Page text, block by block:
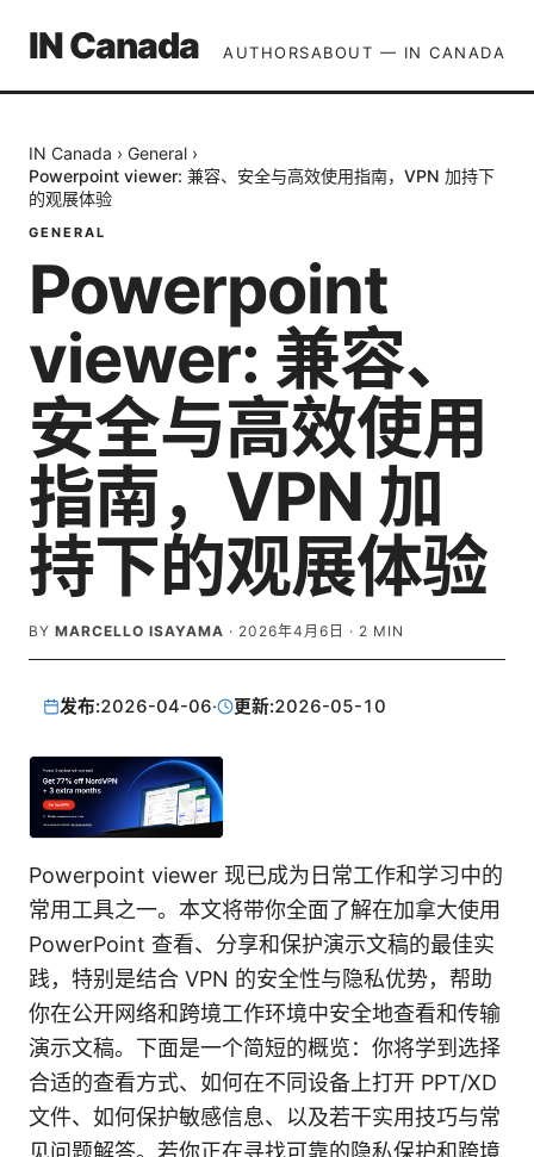
IN Canada AUTHORSABOUT — IN CANADA
IN Canada › General ›
Powerpoint viewer: 兼容、安全与高效使用指南，VPN 加持下
的观展体验
GENERAL
Powerpoint
viewer: 兼容、
安全与高效使用
指南，VPN 加
持下的观展体验
BY MARCELLO ISAYAMA · 2026年4月6日 · 2 MIN
发布:2026-04-06· 更新:2026-05-10
Powerpoint viewer 现已成为日常工作和学习中的
常用工具之一。本文将带你全面了解在加拿大使用
PowerPoint 查看、分享和保护演示文稿的最佳实
践，特别是结合 VPN 的安全性与隐私优势，帮助
你在公开网络和跨境工作环境中安全地查看和传输
演示文稿。下面是一个简短的概览：你将学到选择
合适的查看方式、如何在不同设备上打开 PPT/XD
文件、如何保护敏感信息、以及若干实用技巧与常
见问题解答。若你正在寻找可靠的隐私保护和跨境